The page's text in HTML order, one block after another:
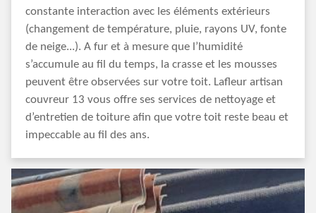
constante interaction avec les éléments extérieurs
(changement de température, pluie, rayons UV, fonte
de neige...). A fur et à mesure que l’humidité
s’accumule au fil du temps, la crasse et les mousses
peuvent être observées sur votre toit. Lafleur artisan
couvreur 13 vous offre ses services de nettoyage et
d’entretien de toiture afin que votre toit reste beau et
impeccable au fil des ans.